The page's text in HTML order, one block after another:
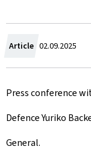
Article C
r
é
e
l
02.09.2025
Press conference
Defence Yuriko
General.